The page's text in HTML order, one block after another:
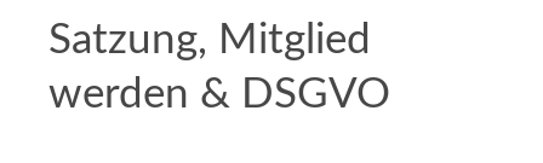
Satzung, Mitglied
werden & DSGVO